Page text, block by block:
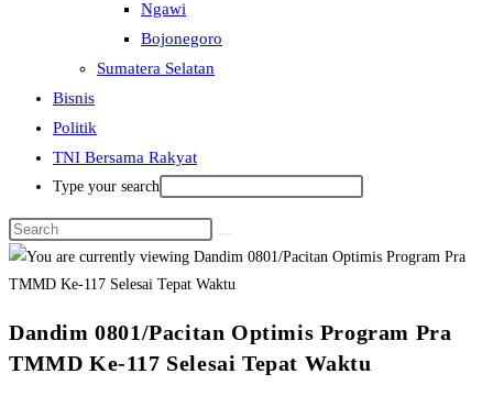
Ngawi
Bojonegoro
Sumatera Selatan
Bisnis
Politik
TNI Bersama Rakyat
Type your search
Dandim 0801/Pacitan Optimis Program Pra
TMMD Ke-117 Selesai Tepat Waktu